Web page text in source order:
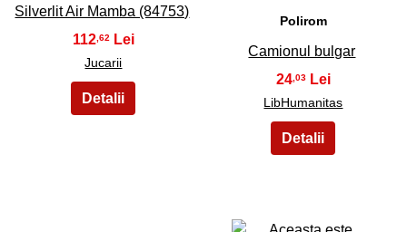
Silverlit Air Mamba (84753)
112 ,62
Jucarii
Polirom
Camionul bulgar
24 ,03
LibHumanitas